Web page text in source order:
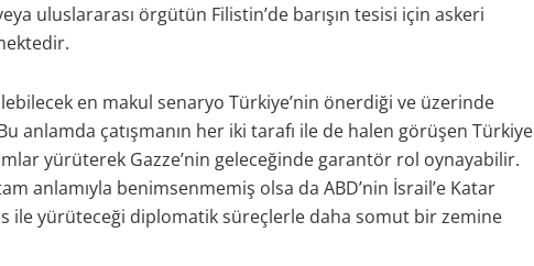
uluslararası örgütün Filistin’de barışın tesisi için askeri
en makul senaryo Türkiye’nin önerdiği ve üzerinde
anlamda çatışmanın her iki tarafı ile de halen görüşen Türkiye
yürüterek Gazze’nin geleceğinde garantör rol oynayabilir.
anlamıyla benimsenmemiş olsa da ABD’nin İsrail’e Katar
ile yürüteceği diplomatik süreçlerle daha somut bir zemine